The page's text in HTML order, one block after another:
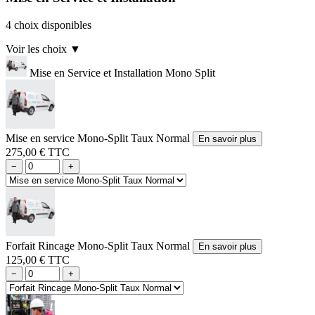
4 choix disponibles
Voir les choix ▼
Mise en Service et Installation Mono Split
Mise en service Mono-Split Taux Normal En savoir plus
275,00 € TTC
− +
Forfait Rincage Mono-Split Taux Normal En savoir plus
125,00 € TTC
− +